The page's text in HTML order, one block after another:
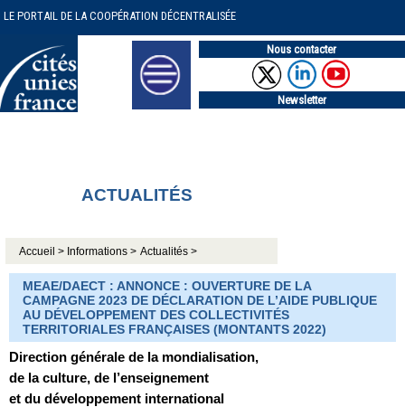
LE PORTAIL DE LA COOPÉRATION DÉCENTRALISÉE
Nous contacter
Newsletter
ACTUALITÉS
Accueil > Informations > Actualités >
MEAE/DAECT : ANNONCE : OUVERTURE DE LA
CAMPAGNE 2023 DE DÉCLARATION DE L’AIDE PUBLIQUE
AU DÉVELOPPEMENT DES COLLECTIVITÉS
TERRITORIALES FRANÇAISES (MONTANTS 2022)
Direction générale de la mondialisation,
de la culture, de l’enseignement
et du développement international